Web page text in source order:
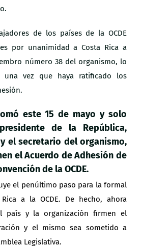
de los países de la OCDE
por unanimidad a Costa Rica a
número 38 del organismo, lo
una vez que haya ratificado los
este 15 de mayo y solo
de la República,
elsecretario del organismo,
el Acuerdo de Adhesión de
de la OCDE.
el penúltimo paso para la formal
a la OCDE. De hecho, ahora
país y la organización firmen el
y el mismo sea sometido a
Legislativa.